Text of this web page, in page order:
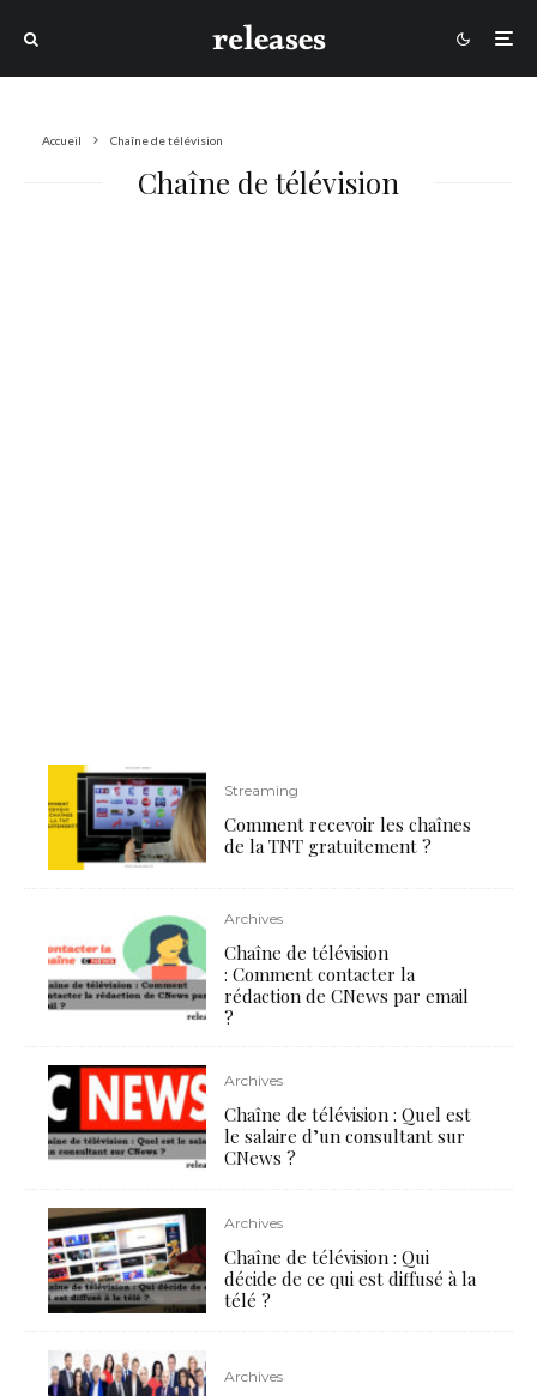
Accueil Chaîne de télévision
Chaîne de télévision
Streaming
Comment recevoir les chaînes
de la TNT gratuitement ?
Archives
Chaîne de télévision
: Comment contacter la
rédaction de CNews par email
?
Archives
Chaîne de télévision : Quel est
le salaire d’un consultant sur
CNews ?
Archives
Chaîne de télévision : Qui
décide de ce qui est diffusé à la
télé ?
Archives